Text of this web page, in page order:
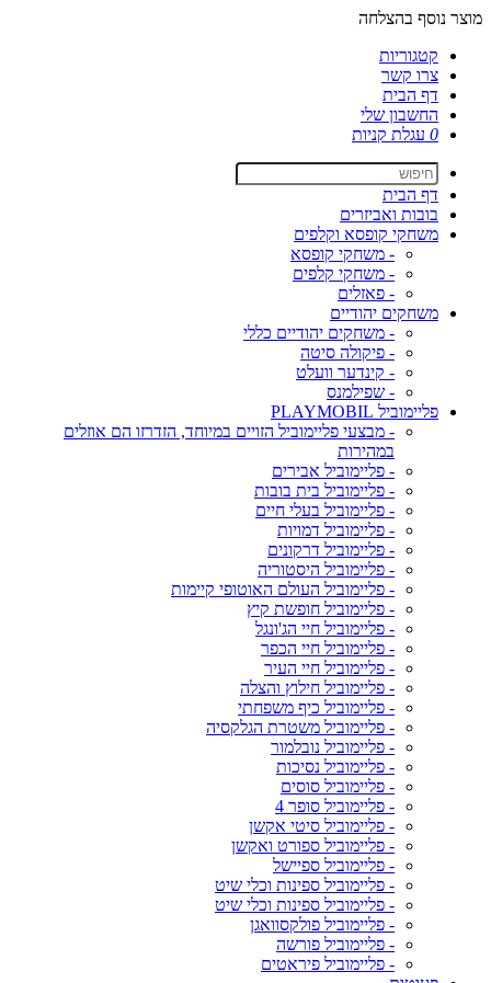
מוצר נוסף בהצלחה
קטגוריות
צרו קשר
דף הבית
החשבון שלי
0 עגלת קניות
דף הבית
בובות ואביזרים
משחקי קופסא וקלפים
- משחקי קופסא
- משחקי קלפים
- פאזלים
משחקים יהודיים
- משחקים יהודיים כללי
- פיקולה סיטה
- קינדער וועלט
- שפילמנס
פליימוביל PLAYMOBIL
- מבצעי פליימוביל הזויים במיוחד, הזדרזו הם אוזלים
במהירות
- פליימוביל אבירים
- פליימוביל בית בובות
- פליימוביל בעלי חיים
- פליימוביל דמויות
- פליימוביל דרקונים
- פליימוביל היסטוריה
- פליימוביל העולם האוטופי קיימות
- פליימוביל חופשת קיץ
- פליימוביל חיי הג'ונגל
- פליימוביל חיי הכפר
- פליימוביל חיי העיר
- פליימוביל חילוץ והצלה
- פליימוביל כיף משפחתי
- פליימוביל משטרת הגלקסיה
- פליימוביל נובלמור
- פליימוביל נסיכות
- פליימוביל סוסים
- פליימוביל סופר 4
- פליימוביל סיטי אקשן
- פליימוביל ספורט ואקשן
- פליימוביל ספיישל
- פליימוביל ספינות וכלי שיט
- פליימוביל ספינות וכלי שיט
- פליימוביל פולקסוואגן
- פליימוביל פורשה
- פליימוביל פיראטים